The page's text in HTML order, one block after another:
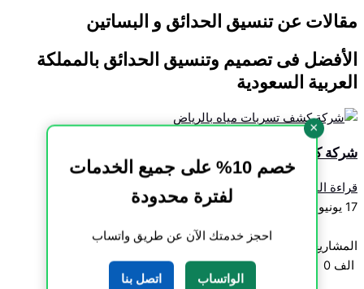
مقالات عن تنسيق الحدائق و البساتين
الأفضل فى تصميم وتنسيق الحدائق بالمملكة
العربية السعودية
شركة كشف تسربات مياه بالرياض
قراءة المزيد »
17 يونيو، 2026
المشاريع المنجزة
الف 0
×
خصم 10% على جميع الخدمات
لفترة محدودة
احجز خدمتك الآن عن طريق واتساب
الواتساب اتصل بنا